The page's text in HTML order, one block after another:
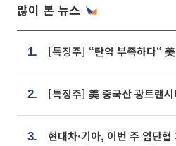
많이 본 뉴스
1.
2.
3.